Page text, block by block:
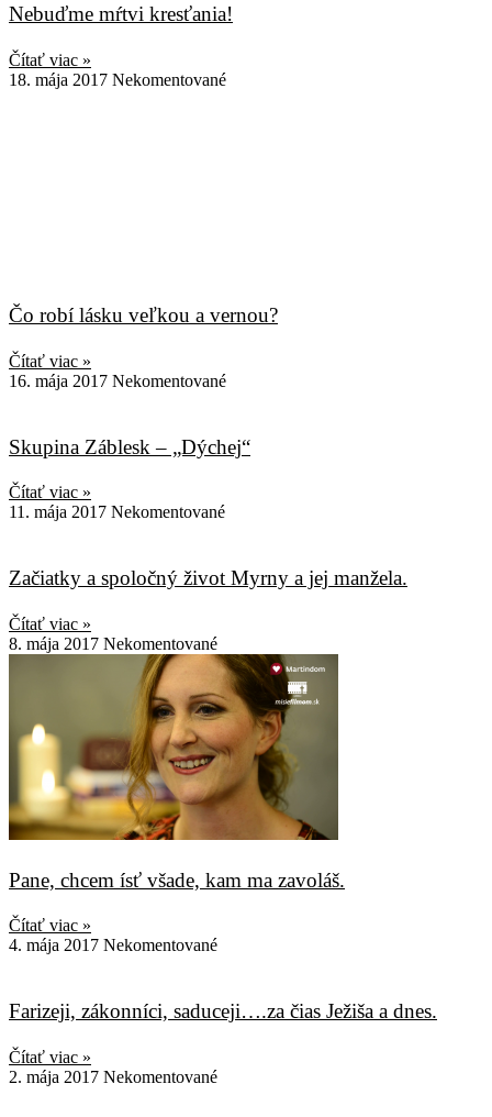
Nebuďme mŕtvi kresťania!
Čítať viac »
18. mája 2017 Nekomentované
Čo robí lásku veľkou a vernou?
Čítať viac »
16. mája 2017 Nekomentované
Skupina Záblesk – „Dýchej“
Čítať viac »
11. mája 2017 Nekomentované
Začiatky a spoločný život Myrny a jej manžela.
Čítať viac »
8. mája 2017 Nekomentované
Pane, chcem ísť všade, kam ma zavoláš.
Čítať viac »
4. mája 2017 Nekomentované
Farizeji, zákonníci, saduceji….za čias Ježiša a dnes.
Čítať viac »
2. mája 2017 Nekomentované